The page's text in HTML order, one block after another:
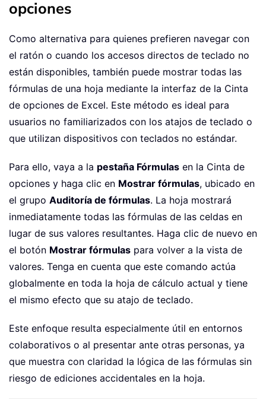
opciones
Como alternativa para quienes prefieren navegar con
el ratón o cuando los accesos directos de teclado no
están disponibles, también puede mostrar todas las
fórmulas de una hoja mediante la interfaz de la Cinta
de opciones de Excel. Este método es ideal para
usuarios no familiarizados con los atajos de teclado o
que utilizan dispositivos con teclados no estándar.
Para ello, vaya a la pestaña Fórmulas en la Cinta de
opciones y haga clic en Mostrar fórmulas, ubicado en
el grupo Auditoría de fórmulas. La hoja mostrará
inmediatamente todas las fórmulas de las celdas en
lugar de sus valores resultantes. Haga clic de nuevo en
el botón Mostrar fórmulas para volver a la vista de
valores. Tenga en cuenta que este comando actúa
globalmente en toda la hoja de cálculo actual y tiene
el mismo efecto que su atajo de teclado.
Este enfoque resulta especialmente útil en entornos
colaborativos o al presentar ante otras personas, ya
que muestra con claridad la lógica de las fórmulas sin
riesgo de ediciones accidentales en la hoja.